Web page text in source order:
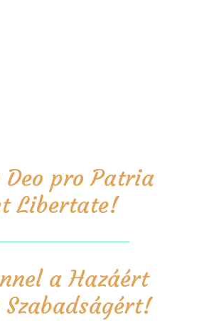
Deo pro Patria
Libertate!
a Hazáért
Szabadságért!